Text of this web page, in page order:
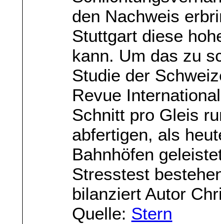
den Nachweis
Stuttgart diese
kann. Um das zu
Studie der
Revue
Schnitt pro Gleis
abfertigen, als
Bahnhöfen
Stresstest
bilanziert Autor
Quelle: Stern